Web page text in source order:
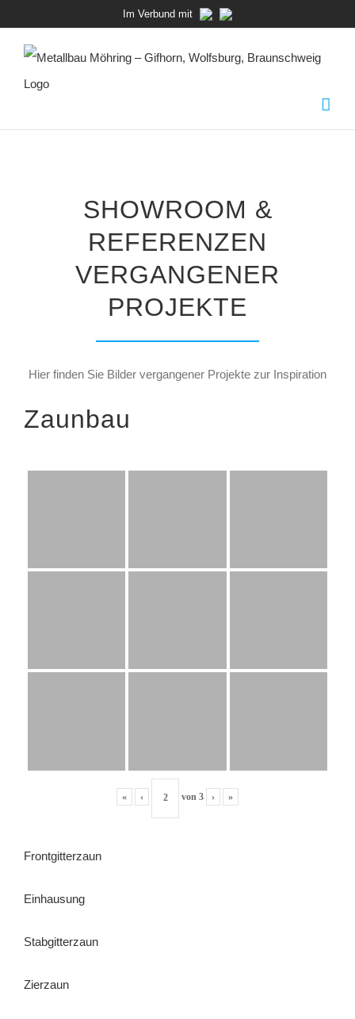
springen
Im Verbund mit
SHOWROOM &
REFERENZEN
VERGANGENER
PROJEKTE
Hier finden Sie Bilder vergangener Projekte zur Inspiration
Zaunbau
« ‹ von 3 › »
Frontgitterzaun
Einhausung
Stabgitterzaun
Zierzaun